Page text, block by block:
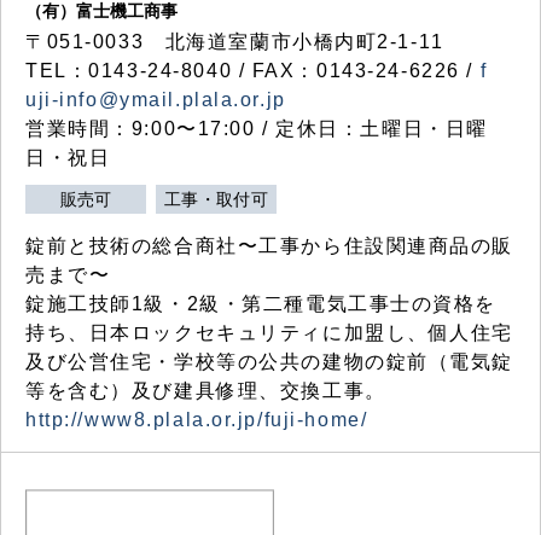
（有）富士機工商事
〒051-0033 北海道室蘭市小橋内町2-1-11
TEL：0143-24-8040 / FAX：0143-24-6226 / f
uji-info@ymail.plala.or.jp
営業時間：9:00〜17:00 / 定休日：土曜日・日曜
日・祝日
販売可 工事・取付可
錠前と技術の総合商社〜工事から住設関連商品の販
売まで〜
錠施工技師1級・2級・第二種電気工事士の資格を
持ち、日本ロックセキュリティに加盟し、個人住宅
及び公営住宅・学校等の公共の建物の錠前（電気錠
等を含む）及び建具修理、交換工事。
http://www8.plala.or.jp/fuji-home/